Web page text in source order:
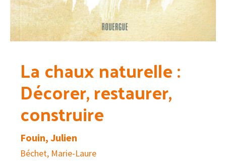
La chaux naturelle :
Décorer, restaurer,
construire
Fouin, Julien
Béchet, Marie-Laure